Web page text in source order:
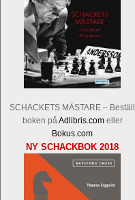
SCHACKETS MÄSTARE – Beställ
boken på Adlibris.comeller
Bokus.com
NY SCHACKBOK 2018